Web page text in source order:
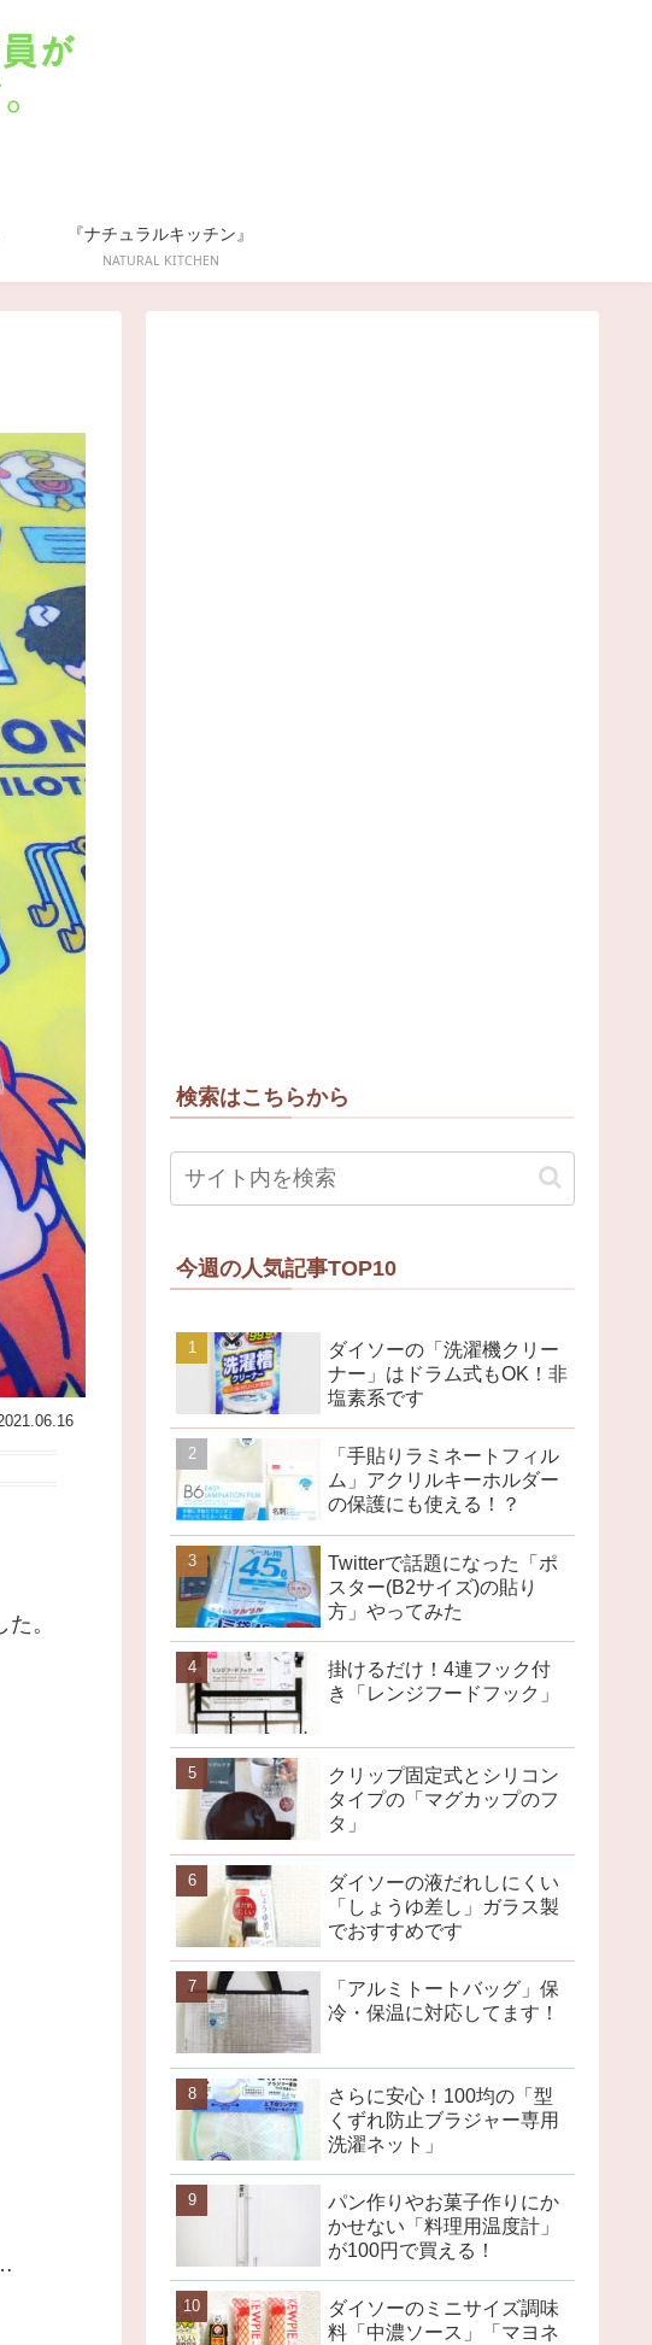
『ナチュラルキッチン』
NATURAL KITCHEN
。
検索はこちらから
今週の人気記事TOP10
ダイソーの「洗濯機クリー
ナー」はドラム式もOK！非
塩素系です
「手貼りラミネートフィル
ム」アクリルキーホルダー
の保護にも使える！？
Twitterで話題になった「ポ
スター(B2サイズ)の貼り
方」やってみた
掛けるだけ！4連フック付
き「レンジフードフック」
クリップ固定式とシリコン
タイプの「マグカップのフ
タ」
ダイソーの液だれしにくい
「しょうゆ差し」ガラス製
でおすすめです
「アルミトートバッグ」保
冷・保温に対応してます！
さらに安心！100均の「型
くずれ防止ブラジャー専用
洗濯ネット」
パン作りやお菓子作りにか
かせない「料理用温度計」
が100円で買える！
ダイソーのミニサイズ調味
料「中濃ソース」「マヨネ